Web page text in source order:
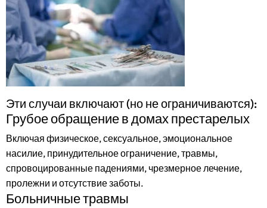
Эти случаи включают (но не ограничиваются):
Грубое обращение в домах престарелых
Включая физическое, сексуальное, эмоциональное
насилие, принудительное ограничение, травмы,
спровоцированные падениями, чрезмерное лечение,
пролежни и отсутствие заботы.
Больничные травмы